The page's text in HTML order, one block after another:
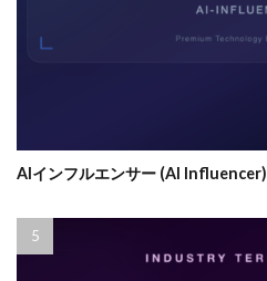
AIインフルエンサー (AI Influencer)